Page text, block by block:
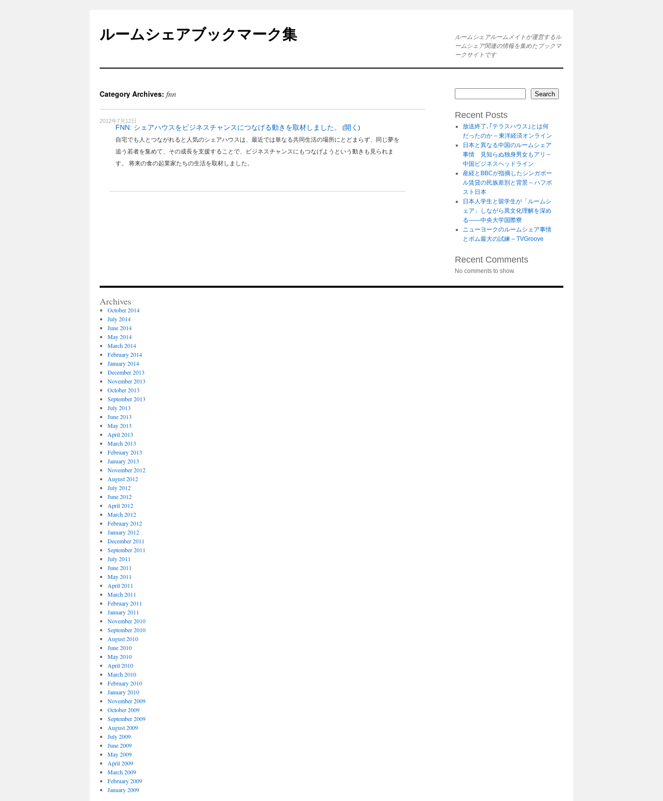
content
ルームシェアブックマーク集
ルームシェアルームメイトが運営するル
ームシェア関連の情報を集めたブックマ
ークサイトです
Category Archives: fnn
2012年7月12日
FNN: シェアハウスをビジネスチャンスにつなげる動きを取材しました。 (開く )
自宅でも人とつながれると人気のシェアハウスは、最近では単なる共同生活の場所にとどまらず、同じ夢を
追う若者を集めて、その成長を支援することで、ビジネスチャンスにもつなげようという動きも見られま
す。 将来の食の起業家たちの生活を取材しました。
Search
Recent Posts
放送終了､｢テラスハウス｣とは何
だったのか – 東洋経済オンライン
日本と異なる中国のルームシェア
事情 見知らぬ独身男女もアリ –
中国ビジネスヘッドライン
産経とBBCが指摘したシンガポー
ル賃貸の民族差別と背景 – ハフポ
スト日本
日本人学生と留学生が「ルームシ
ェア」しながら異文化理解を深め
る――中央大学国際寮
ニューヨークのルームシェア事情
とポム最大の試練 – TVGroove
Recent Comments
No comments to show.
Archives
October 2014
July 2014
June 2014
May 2014
March 2014
February 2014
January 2014
December 2013
November 2013
October 2013
September 2013
July 2013
June 2013
May 2013
April 2013
March 2013
February 2013
January 2013
November 2012
August 2012
July 2012
June 2012
April 2012
March 2012
February 2012
January 2012
December 2011
September 2011
July 2011
June 2011
May 2011
April 2011
March 2011
February 2011
January 2011
November 2010
September 2010
August 2010
June 2010
May 2010
April 2010
March 2010
February 2010
January 2010
November 2009
October 2009
September 2009
August 2009
July 2009
June 2009
May 2009
April 2009
March 2009
February 2009
January 2009